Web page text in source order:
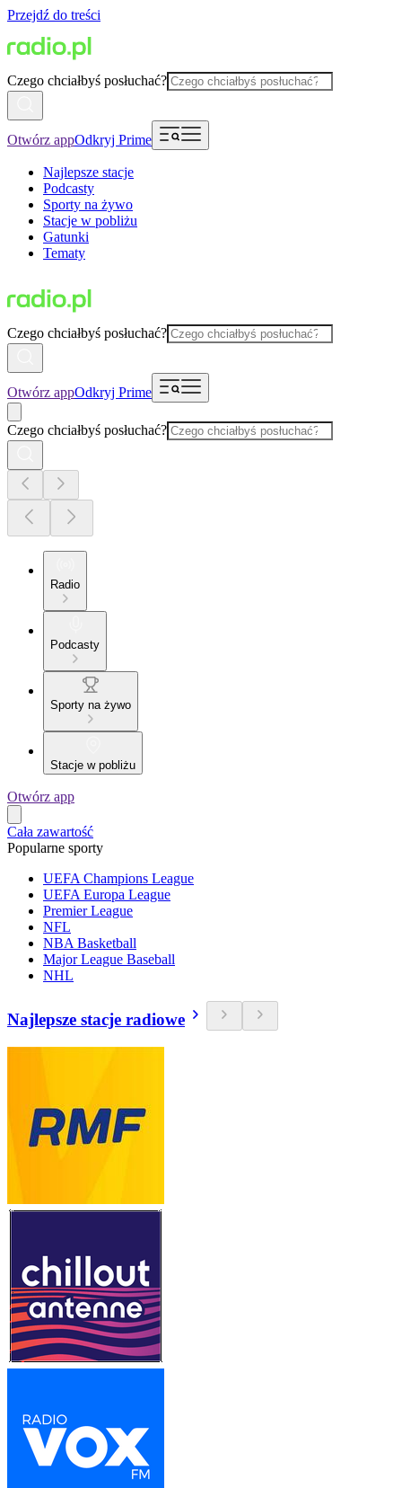
Przejdź do treści
Czego chciałbyś posłuchać?
Otwórz appOdkryj Prime
Najlepsze stacje
Podcasty
Sporty na żywo
Stacje w pobliżu
Gatunki
Tematy
Czego chciałbyś posłuchać?
Otwórz appOdkryj Prime
Czego chciałbyś posłuchać?
Radio
Podcasty
Sporty na żywo
Stacje w pobliżu
Otwórz app
Cała zawartość
Popularne sporty
UEFA Champions League
UEFA Europa League
Premier League
NFL
NBA Basketball
Major League Baseball
NHL
Najlepsze stacje radiowe